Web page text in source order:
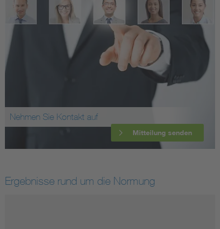
Nehmen Sie Kontakt auf
Mitteilung senden
Ergebnisse rund um die Normung